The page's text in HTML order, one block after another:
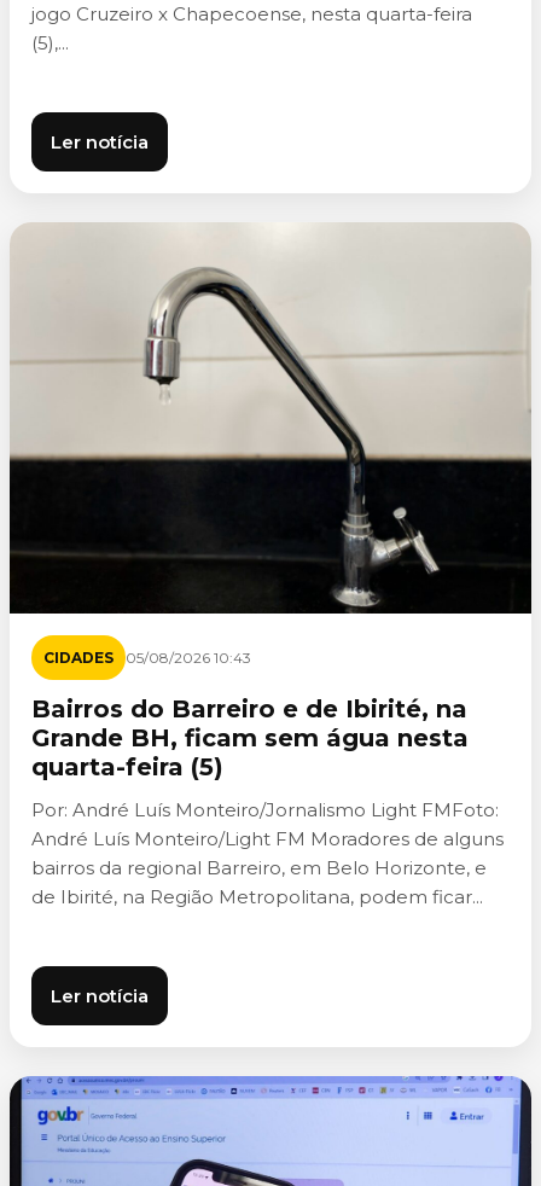
jogo Cruzeiro x Chapecoense, nesta quarta-feira
(5),...
Ler notícia
CIDADES 05/08/2026 10:43
Bairros do Barreiro e de Ibirité, na
Grande BH, ficam sem água nesta
quarta-feira (5)
Por: André Luís Monteiro/Jornalismo Light FMFoto:
André Luís Monteiro/Light FM Moradores de alguns
bairros da regional Barreiro, em Belo Horizonte, e
de Ibirité, na Região Metropolitana, podem ficar...
Ler notícia